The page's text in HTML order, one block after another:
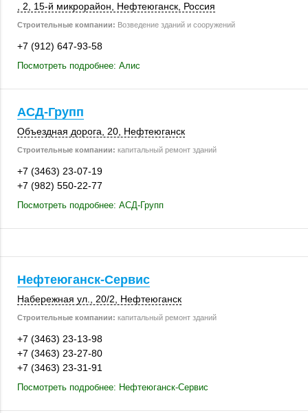
, 2 15-й микрорайон Нефтеюганск Россия
Строительные компании: Возведение зданий и сооружений
+7 (912) 647-93-58
Посмотреть подробнее: Алис
АСД-Групп
Объездная дорога, 20, Нефтеюганск
Строительные компании: капитальный ремонт зданий
+7 (3463) 23-07-19
+7 (982) 550-22-77
Посмотреть подробнее: АСД-Групп
Нефтеюганск-Сервис
Набережная ул. 20/2 Нефтеюганск
Строительные компании: капитальный ремонт зданий
+7 (3463) 23-13-98
+7 (3463) 23-27-80
+7 (3463) 23-31-91
Посмотреть подробнее: Нефтеюганск-Сервис